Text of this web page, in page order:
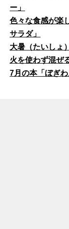
ー」
色々な食感が楽
サラダ」
大暑（たいしょ
火を使わず混ぜ
7月の本「ぼぎわ